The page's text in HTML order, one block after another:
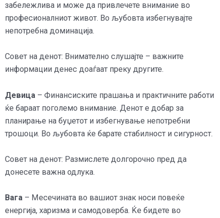
забележлива и може да привлечете внимание во
професионалниот живот. Во љубовта избегнувајте
непотребна доминација.
Совет на денот: Внимателно слушајте – важните
информации денес доаѓаат преку другите.
Девица – Финансиските прашања и практичните работи
ќе бараат поголемо внимание. Денот е добар за
планирање на буџетот и избегнување непотребни
трошоци. Во љубовта ќе барате стабилност и сигурност.
Совет на денот: Размислете долгорочно пред да
донесете важна одлука.
Вага – Месечината во вашиот знак носи повеќе
енергија, харизма и самодоверба. Ќе бидете во